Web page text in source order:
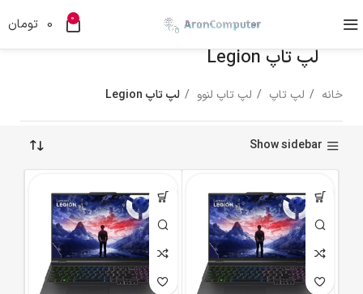
0
0 تومان
لپ تاپ Legion
خانه لپ تاپ لپ تاپ لنوو لپ تاپ Legion
Show sidebar